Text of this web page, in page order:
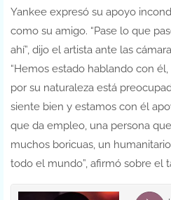
Yankee expresó su apoyo
como su amigo. “Pase lo que
ahí”, dijo el artista ante las
“Hemos estado hablando con
por su naturaleza está
siente bien y estamos con él
que da empleo, una persona
muchos boricuas, un
todo el mundo”, afirmó sobre el